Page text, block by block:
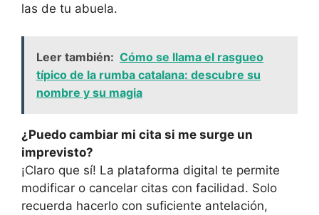
las de tu abuela.
Leer también: Cómo se llama el rasgueo
típico de la rumba catalana: descubre su
nombre y su magia
¿Puedo cambiar mi cita si me surge un
imprevisto?
¡Claro que sí! La plataforma digital te permite
modificar o cancelar citas con facilidad. Solo
recuerda hacerlo con suficiente antelación,